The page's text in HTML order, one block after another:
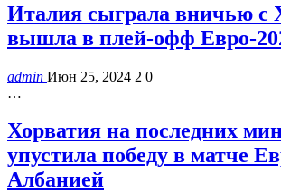
Италия сыграла вничью с
вышла в плей-офф Евро-
admin Июн 25, 2024 2 0
…
Хорватия на последних
упустила победу в матче
Албанией